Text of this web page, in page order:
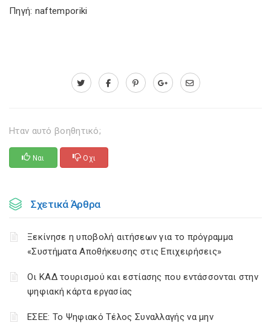
Πηγή: naftemporiki
Ηταν αυτό βοηθητικό;
Ναι Οχι
Σχετικά Άρθρα
Ξεκίνησε η υποβολή αιτήσεων για το πρόγραμμα
«Συστήματα Αποθήκευσης στις Επιχειρήσεις»
Οι ΚΑΔ τουρισμού και εστίασης που εντάσσονται στην
ψηφιακή κάρτα εργασίας
ΕΣΕΕ: Το Ψηφιακό Τέλος Συναλλαγής να μην